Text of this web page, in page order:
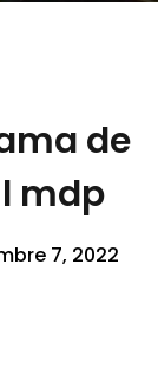
de
mdp
7, 2022